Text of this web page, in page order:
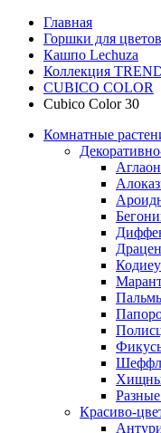
Главная
Горшки для цветов
Кашпо Lechuza
Коллекция
CUBICO COLOR
Cubico Color 30
Комнатные
Красиво-